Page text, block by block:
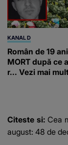
KANAL D
Român de 19
MORT după ce
r... Vezi mai
Citeste si: Cea
august: 48 de